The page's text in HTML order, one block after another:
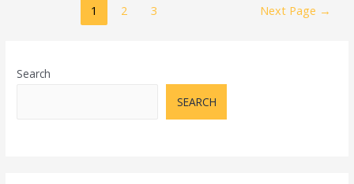
Komprehensif
Kesuksesan
1 2 3 Next Page →
Search
SEARCH